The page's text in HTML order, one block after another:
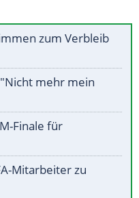
zum Verbleib
mehr mein
Finale für
Mitarbeiter zu